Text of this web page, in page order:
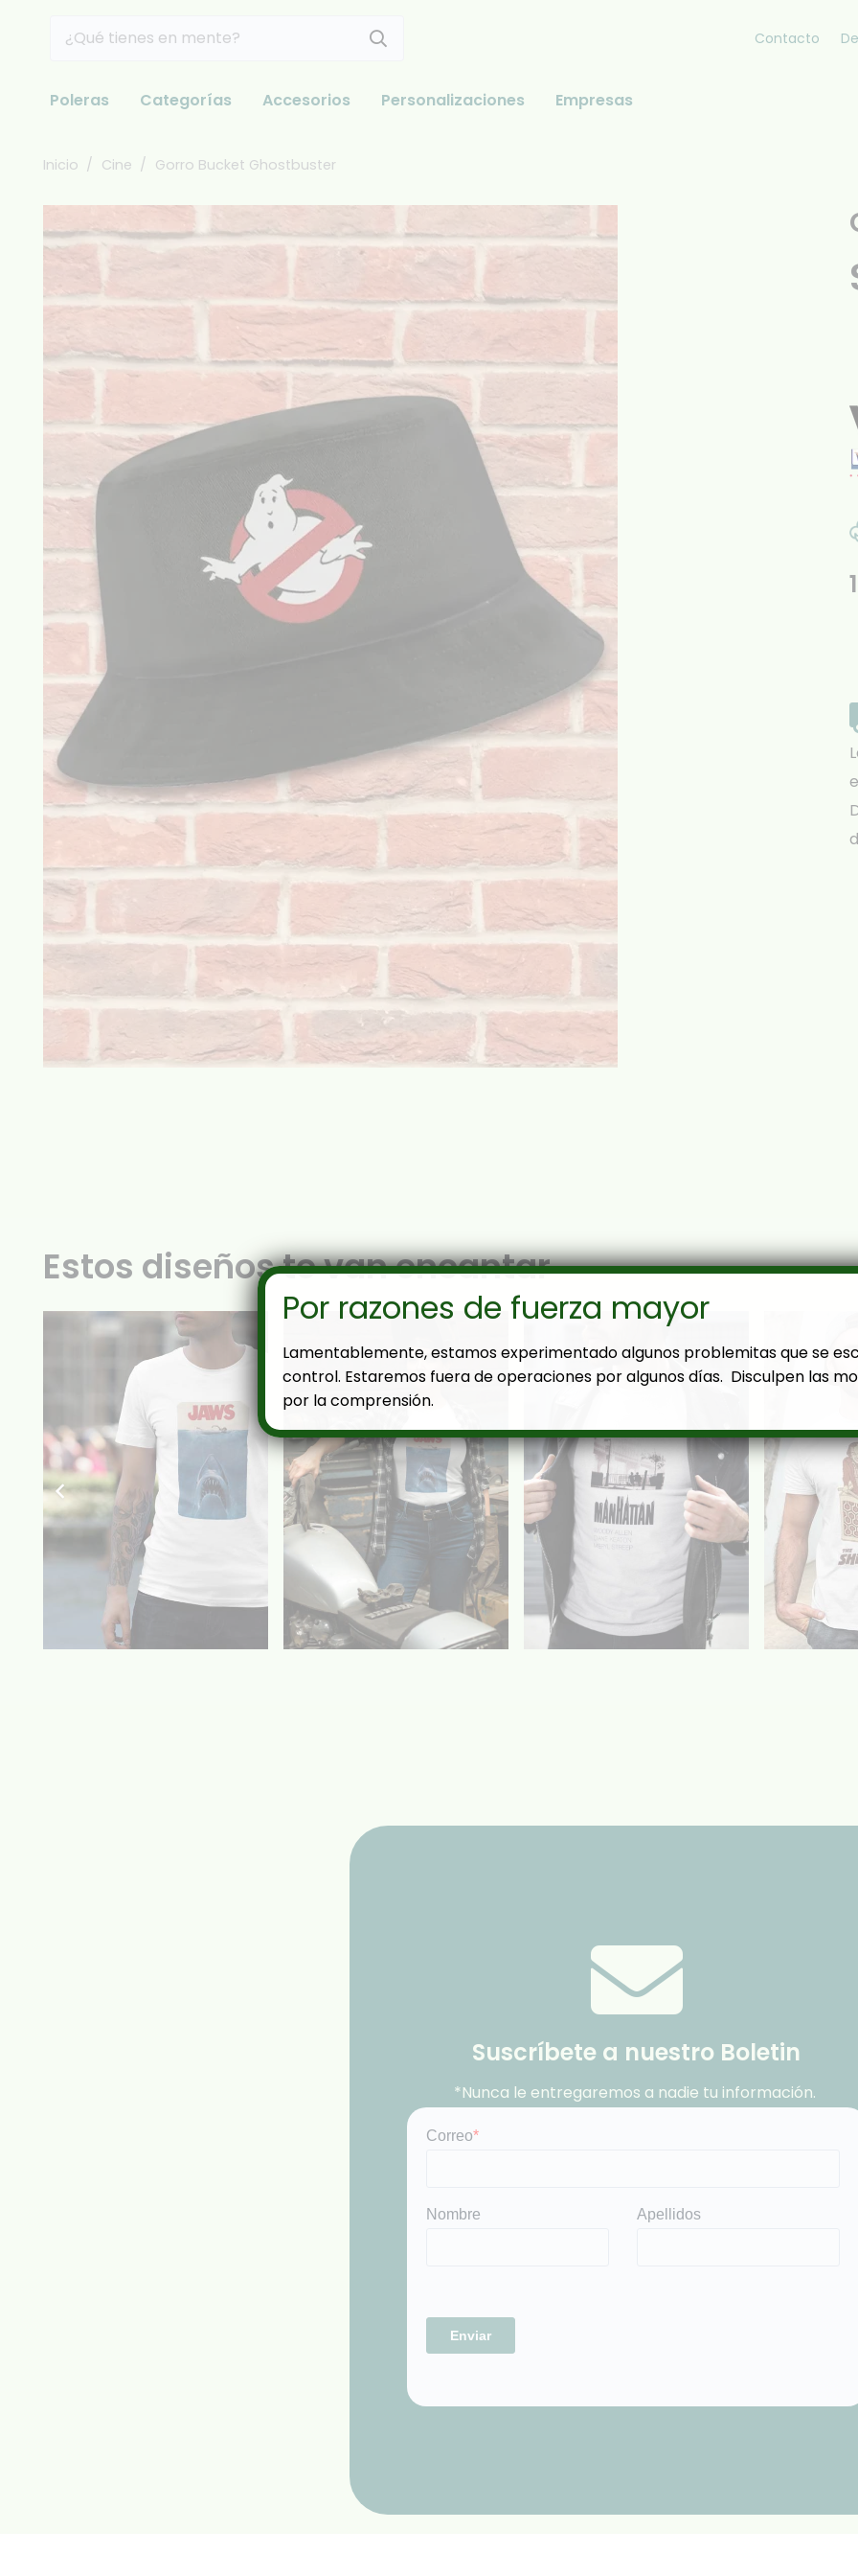
Contacto
Poleras Categorías Accesorios Personalizaciones Empresas
Inicio / Cine / Gorro Bucket Ghostbuster
Estos diseños te van encantar
Suscríbete a nuestro Boletin
*Nunca le entregaremos a nadie tu información.
Por razones de fuerza mayor
Lamentablemente, estamos experimentado algunos problemitas que se
control. Estaremos fuera de operaciones por algunos días. Disculpen las
por la comprensión.